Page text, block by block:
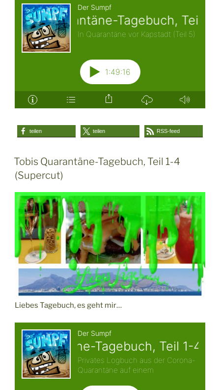
teilen teilen RSS-feed
Tobis Quarantäne-Tagebuch, Teil 1-4
(Supercut)
Liebes Tagebuch, es geht mir…